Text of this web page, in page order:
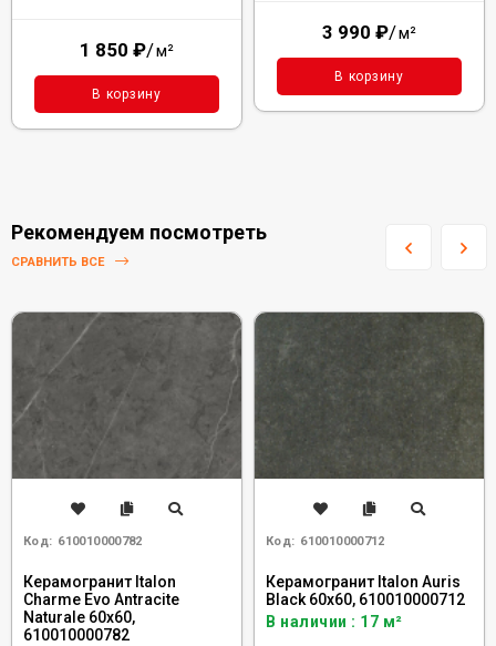
1 850 ₽/м²
В корзину
3 990 ₽/м²
В корзину
Рекомендуем посмотреть
СРАВНИТЬ ВСЕ
Код: 610010000782
Керамогранит Italon
Charme Evo Antracite
Naturale 60x60,
610010000782
Код: 610010000712
Керамогранит Italon Auris
Black 60x60, 610010000712
В наличии : 17 м²